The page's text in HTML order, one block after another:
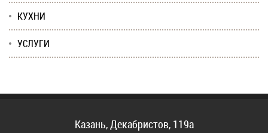
КУХНИ
УСЛУГИ
Казань, Декабристов, 119а